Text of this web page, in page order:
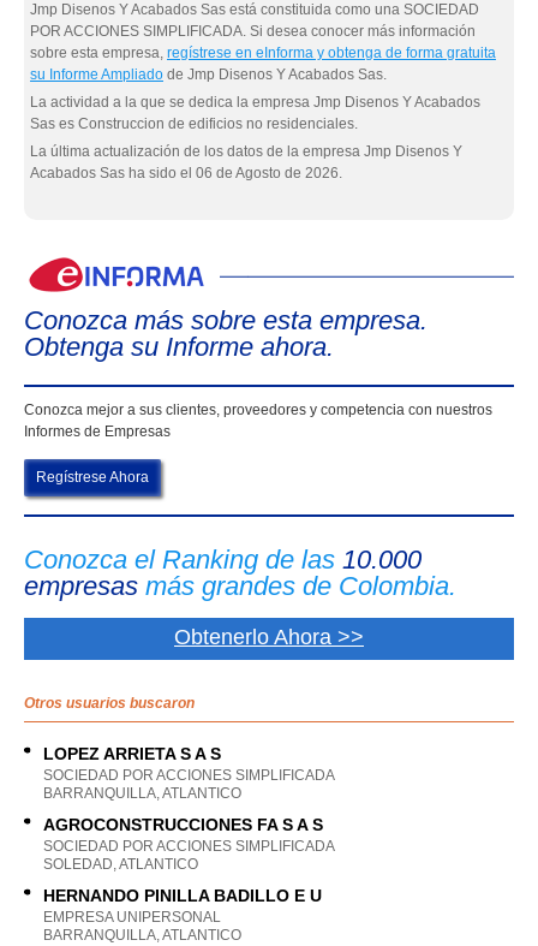
Jmp Disenos Y Acabados Sas está constituida como una SOCIEDAD
POR ACCIONES SIMPLIFICADA. Si desea conocer más información
sobre esta empresa, regístrese en eInforma y obtenga de forma gratuita
su Informe Ampliado de Jmp Disenos Y Acabados Sas.
La actividad a la que se dedica la empresa Jmp Disenos Y Acabados
Sas es Construccion de edificios no residenciales.
La última actualización de los datos de la empresa Jmp Disenos Y
Acabados Sas ha sido el 06 de Agosto de 2026.
Conozca más sobre esta empresa.
Obtenga su Informe ahora.
Conozca mejor a sus clientes, proveedores y competencia con nuestros
Informes de Empresas
Regístrese Ahora
Conozca el Ranking de las 10.000
empresas más grandes de Colombia.
Obtenerlo Ahora >>
Otros usuarios buscaron
LOPEZ ARRIETA S A S
SOCIEDAD POR ACCIONES SIMPLIFICADA
BARRANQUILLA, ATLANTICO
AGROCONSTRUCCIONES FA S A S
SOCIEDAD POR ACCIONES SIMPLIFICADA
SOLEDAD, ATLANTICO
HERNANDO PINILLA BADILLO E U
EMPRESA UNIPERSONAL
BARRANQUILLA, ATLANTICO